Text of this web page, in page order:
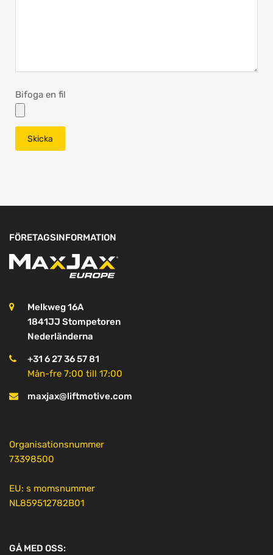
Bifoga en fil
FÖRETAGSINFORMATION
Melkweg 16A
1841JJ Stompetoren
Nederländerna
+31 6 27 36 57 81
Mån-fre 7:00 till 17:00
maxjax@liftmotive.com
Organisationsnummer
73398500
EU: s momsnummer
NL859512782B01
GÅ MED OSS: